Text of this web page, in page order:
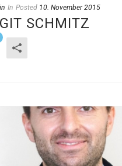
In Posted 10. November 2015
SCHMITZ